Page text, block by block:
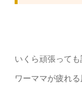
いくら頑張って
ワーママが疲れる